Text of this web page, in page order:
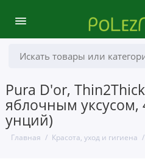
Pura D'or,
яблочным уксусом,
унций)
Главная Красота, уход и гигиена